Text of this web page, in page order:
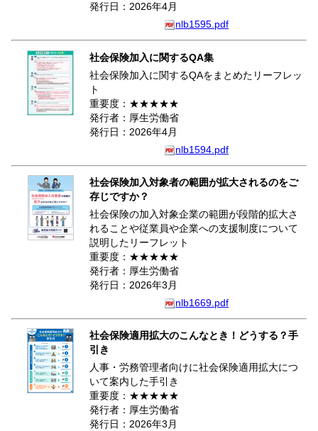
発行日：2026年4月
nlb1595.pdf
社会保険加入に関するQA集
社会保険加入に関するQAをまとめたリーフレッ
ト
重要度：★★★★★
発行者：厚生労働省
発行日：2026年4月
nlb1594.pdf
社会保険加入対象者の範囲が拡大されるのをご
存じですか？
社会保険の加入対象企業の範囲が段階的拡大さ
れることや従業員や企業への支援制度について
説明したリーフレット
重要度：★★★★★
発行者：厚生労働省
発行日：2026年3月
nlb1669.pdf
社会保険適用拡大のこんなとき！どうする？手
引き
人事・労務管理者向けに社会保険適用拡大につ
いて案内した手引き
重要度：★★★★★
発行者：厚生労働省
発行日：2026年3月